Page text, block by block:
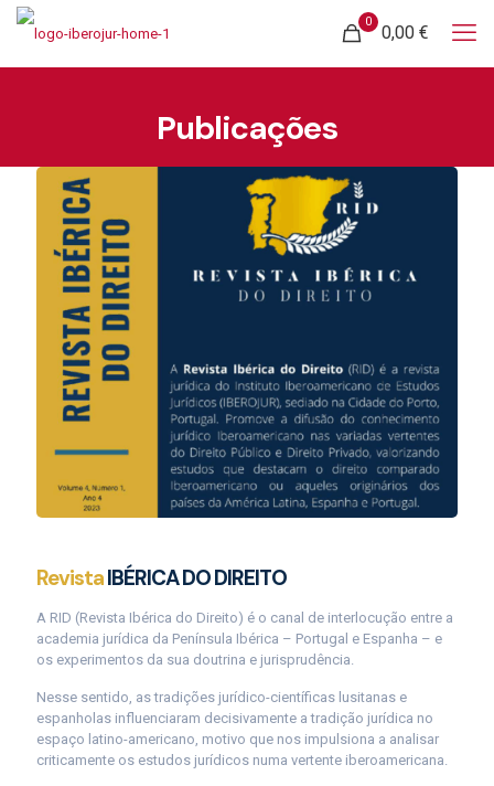
0
0,00 €
Publicações
RevistaIBÉRICA DO DIREITO
A RID (Revista Ibérica do Direito) é o canal de interlocução entre a
academia jurídica da Península Ibérica – Portugal e Espanha – e
os experimentos da sua doutrina e jurisprudência.
Nesse sentido, as tradições jurídico-científicas lusitanas e
espanholas influenciaram decisivamente a tradição jurídica no
espaço latino-americano, motivo que nos impulsiona a analisar
criticamente os estudos jurídicos numa vertente iberoamericana.